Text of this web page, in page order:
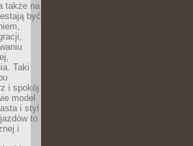
także na
być
Taki
i spokój
model
i styl
to
i